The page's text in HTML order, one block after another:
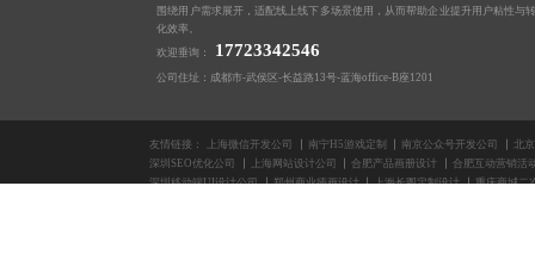
围绕用户需求展开，适配线上线下多场景使用，从而帮助企业提升用户粘性与
化效率。
欢迎垂询：
17723342546
公司住址：成都市-武侯区-长益路13号-蓝海office-B座1201
友情链接： 上海微信开发公司 南宁H5游戏定制 南京公众号开发公司
北
深圳SEO优化公司
上海网站设计公司 合肥产品画册设计
合肥互动营销活
深圳移动端UI设计公司
郑州商业插画设计 上海长图定制设计 重庆商城二